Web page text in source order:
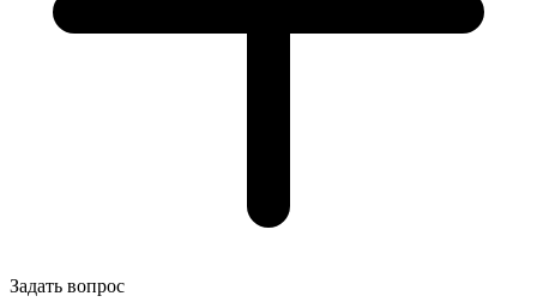
Задать вопрос